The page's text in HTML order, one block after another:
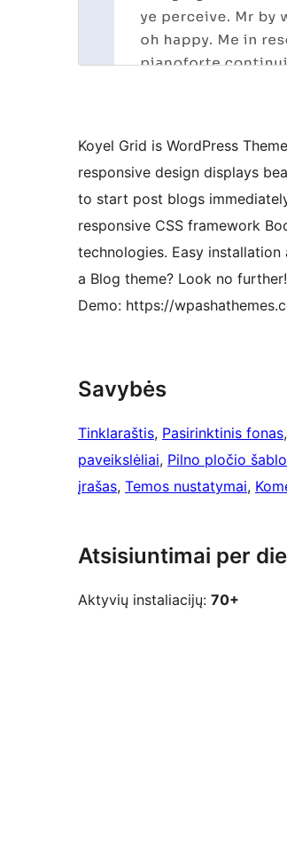
Koyel Grid is WordPress
responsive design displays
to start post blogs
responsive CSS framework
technologies. Easy
a Blog theme? Look no
Demo: https://
Savybės
Tinklaraštis, Pasirinktinis fonas,
paveikslėliai, Pilno pločio
įrašas, Temos nustatymai,
Atsisiuntimai per
Aktyvių instaliacijų: 70+